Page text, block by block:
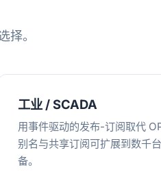
择。
工业 / SCADA
用事件驱动的发布-订阅取代
别名与共享订阅可扩展到数千
备。